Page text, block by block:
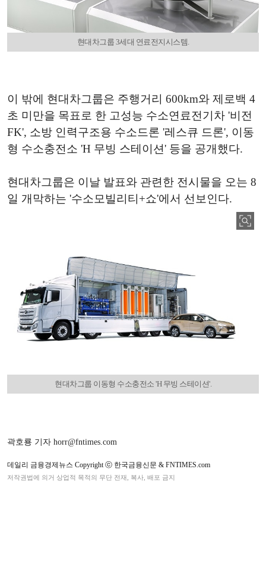
현대차그룹 3세대 연료전지시스템.
이 밖에 현대차그룹은 주행거리 600km와 제로백 4
초 미만을 목표로 한 고성능 수소연료전기차 '비전
FK', 소방 인력구조용 수소드론 '레스큐 드론', 이동
형 수소충전소 'H 무빙 스테이션' 등을 공개했다.
현대차그룹은 이날 발표와 관련한 전시물을 오는 8
일 개막하는 '수소모빌리티+쇼'에서 선보인다.
현대차그룹 이동형 수소충전소 'H 무빙 스테이션'.
곽호룡 기자 horr@fntimes.com
데일리 금융경제뉴스 Copyright ⓒ 한국금융신문 & FNTIMES.com
저작권법에 의거 상업적 목적의 무단 전재, 복사, 배포 금지